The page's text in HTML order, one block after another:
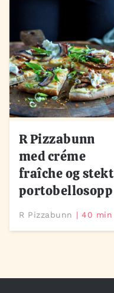
R Pizzabunn
med créme
fraîche og stekt
portobellosopp
R Pizzabunn 40 min